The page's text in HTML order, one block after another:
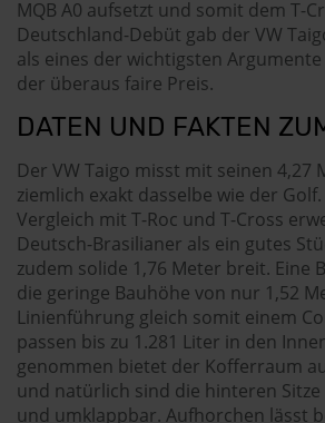
MQB A0 aufsetzt und somit dem T-
Deutschland-Debüt gab der VW
als eines der wichtigsten
der überaus faire Preis.
DATEN UND FAKTEN
Der VW Taigo misst mit seinen 4,27
ziemlich exakt dasselbe wie der
Vergleich mit T-Roc und T-Cross
Deutsch-Brasilianer als ein gutes
zudem solide 1,76 Meter breit. Eine
die geringe Bauhöhe von nur 1,52
Linienführung gleich somit einem
passen bis zu 1.281 Liter in den
genommen bietet der Kofferraum
und natürlich sind die hinteren
und umklappbar. Aufhorchen lässt